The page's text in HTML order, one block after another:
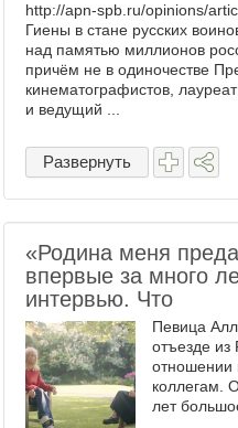
http://apn-spb.ru/opinions/
Гиены в стане русских
над памятью миллионов
причём не в одиночестве
кинематографистов,
и ведущий ...
Развернуть
«Родина меня
впервые за много
интервью. Что
Певица
отъезде из
отношении
коллегам.
лет